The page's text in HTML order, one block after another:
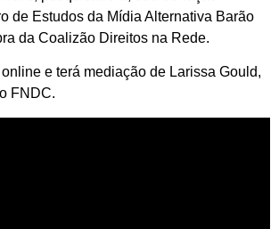
de Estudos da Mídia Alternativa Barão
da Coalizão Direitos na Rede.
e terá mediação de Larissa Gould,
FNDC.